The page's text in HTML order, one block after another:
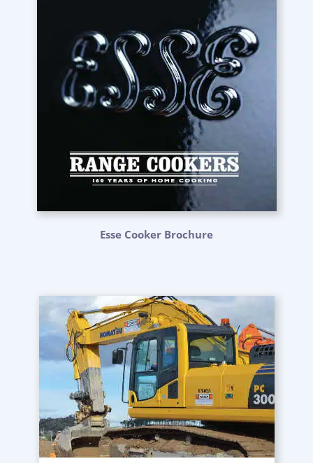
Esse Cooker Brochure